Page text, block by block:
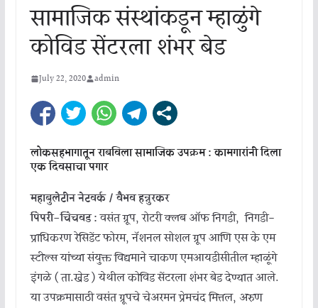
सामाजिक संस्थांकडून म्हाळुंगे
कोविड सेंटरला शंभर बेड
July 22, 2020 admin
लोकसहभागातून राबविला सामाजिक उपक्रम : कामगारांनी दिला
एक दिवसाचा पगार
महाबुलेटीन नेटवर्क / वैभव हन्नुरकर
पिंपरी-चिंचवड :वसंत ग्रूप, रोटरी क्लब ऑफ निगडी, निगडी-
प्राधिकरण रेसिडेंट फोरम, नॅशनल सोशल ग्रूप आणि एस के एम
स्टील्स यांच्या संयुक्त विद्यमाने चाकण एमआयडीसीतील म्हाळूंगे
इंगळे ( ता.खेड ) येथील कोविड सेंटरला शंभर बेड देण्यात आले.
या उपक्रमासाठी वसंत ग्रूपचे चेअरमन प्रेमचंद मित्तल, अरुण